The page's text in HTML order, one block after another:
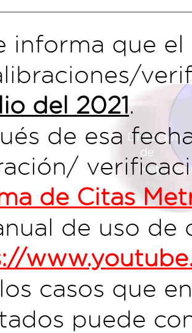
del 2021.
de esa
de Citas
de uso
casos que
puede